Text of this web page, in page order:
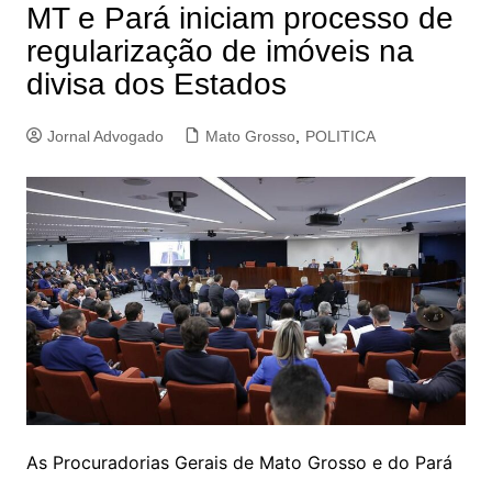
MT e Pará iniciam processo de
regularização de imóveis na
divisa dos Estados
Jornal Advogado Mato Grosso, POLITICA
As Procuradorias Gerais de Mato Grosso e do Pará